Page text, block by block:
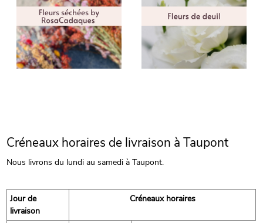
Créneaux horaires de livraison à Taupont
Nous livrons du lundi au samedi à Taupont.
Jour de
livraison
Créneaux horaires